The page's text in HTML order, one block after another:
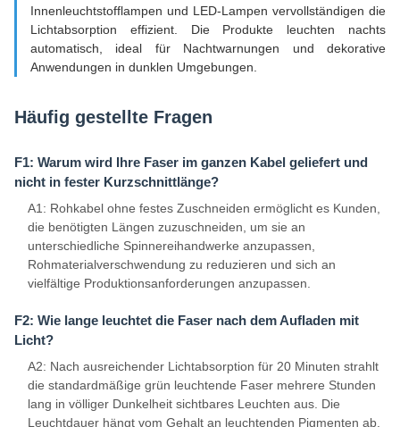
Innenleuchtstofflampen und LED-Lampen vervollständigen die
Lichtabsorption effizient. Die Produkte leuchten nachts
automatisch, ideal für Nachtwarnungen und dekorative
Anwendungen in dunklen Umgebungen.
Häufig gestellte Fragen
F1: Warum wird Ihre Faser im ganzen Kabel geliefert und
nicht in fester Kurzschnittlänge?
A1: Rohkabel ohne festes Zuschneiden ermöglicht es Kunden,
die benötigten Längen zuzuschneiden, um sie an
unterschiedliche Spinnereihandwerke anzupassen,
Rohmaterialverschwendung zu reduzieren und sich an
vielfältige Produktionsanforderungen anzupassen.
F2: Wie lange leuchtet die Faser nach dem Aufladen mit
Licht?
A2: Nach ausreichender Lichtabsorption für 20 Minuten strahlt
die standardmäßige grün leuchtende Faser mehrere Stunden
lang in völliger Dunkelheit sichtbares Leuchten aus. Die
Leuchtdauer hängt vom Gehalt an leuchtenden Pigmenten ab.